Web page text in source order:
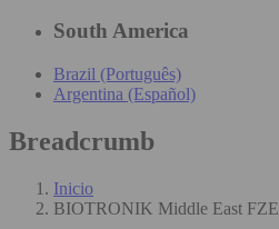
South America
Brazil (Português)
Argentina (Español)
Breadcrumb
Inicio
BIOTRONIK Middle East FZE